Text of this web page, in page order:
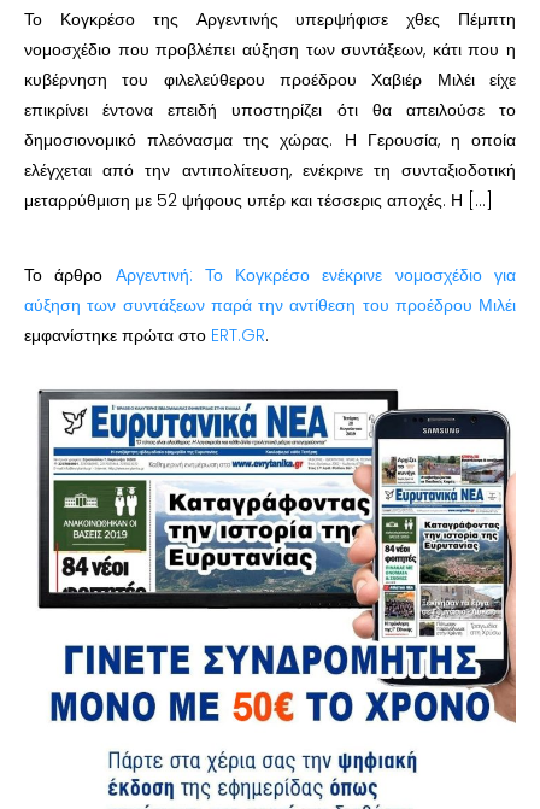
Το Κογκρέσο της Αργεντινής υπερψήφισε χθες Πέμπτη
νομοσχέδιο που προβλέπει αύξηση των συντάξεων, κάτι που η
κυβέρνηση του φιλελεύθερου προέδρου Χαβιέρ Μιλέι είχε
επικρίνει έντονα επειδή υποστηρίζει ότι θα απειλούσε το
δημοσιονομικό πλεόνασμα της χώρας. Η Γερουσία, η οποία
ελέγχεται από την αντιπολίτευση, ενέκρινε τη συνταξιοδοτική
μεταρρύθμιση με 52 ψήφους υπέρ και τέσσερις αποχές. Η […]
Το άρθρο Αργεντινή: Το Κογκρέσο ενέκρινε νομοσχέδιο για
αύξηση των συντάξεων παρά την αντίθεση του προέδρου Μιλέι
εμφανίστηκε πρώτα στο ERT.GR.